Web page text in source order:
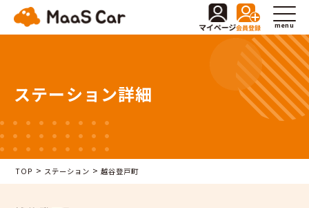
menu
ステーション詳細
TOP > ステーション >越谷登戸町